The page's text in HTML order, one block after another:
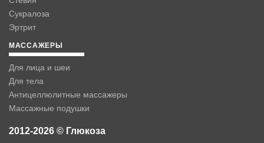
Сукралоза
Эртрит
МАССАЖЕРЫ
Для лица и шеи
Для тела
Антицеллюлитные массажеры
Массажные подушки
2012-2026 © Глюкоза